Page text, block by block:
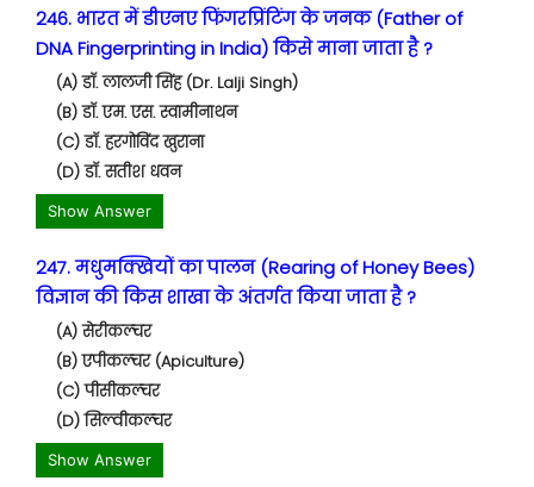
246. भारत में डीएनए फिंगरप्रिंटिंग के जनक (Father of
DNA Fingerprinting in India) किसे माना जाता है ?
(A) डॉ. लालजी सिंह (Dr. Lalji Singh)
(B) डॉ. एम. एस. स्वामीनाथन
(C) डॉ. हरगोविंद खुराना
(D) डॉ. सतीश धवन
Show Answer
247. मधुमक्खियों का पालन (Rearing of Honey Bees)
विज्ञान की किस शाखा के अंतर्गत किया जाता है ?
(A) सेरीकल्चर
(B) एपीकल्चर (Apiculture)
(C) पीसीकल्चर
(D) सिल्वीकल्चर
Show Answer